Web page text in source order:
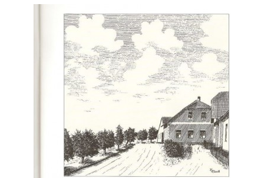
VÝPŮJČNÍ DOBA
ON-LINE KATALOG
WEBOVÁ KAMERA
VIDEA Z DRONU